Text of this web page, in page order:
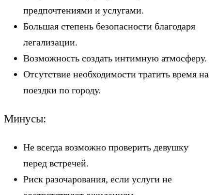
предпочтениями и услугами.
Большая степень безопасности благодаря
легализации.
Возможность создать интимную атмосферу.
Отсутствие необходимости тратить время на
поездки по городу.
Минусы:
Не всегда возможно проверить девушку
перед встречей.
Риск разочарования, если услуги не